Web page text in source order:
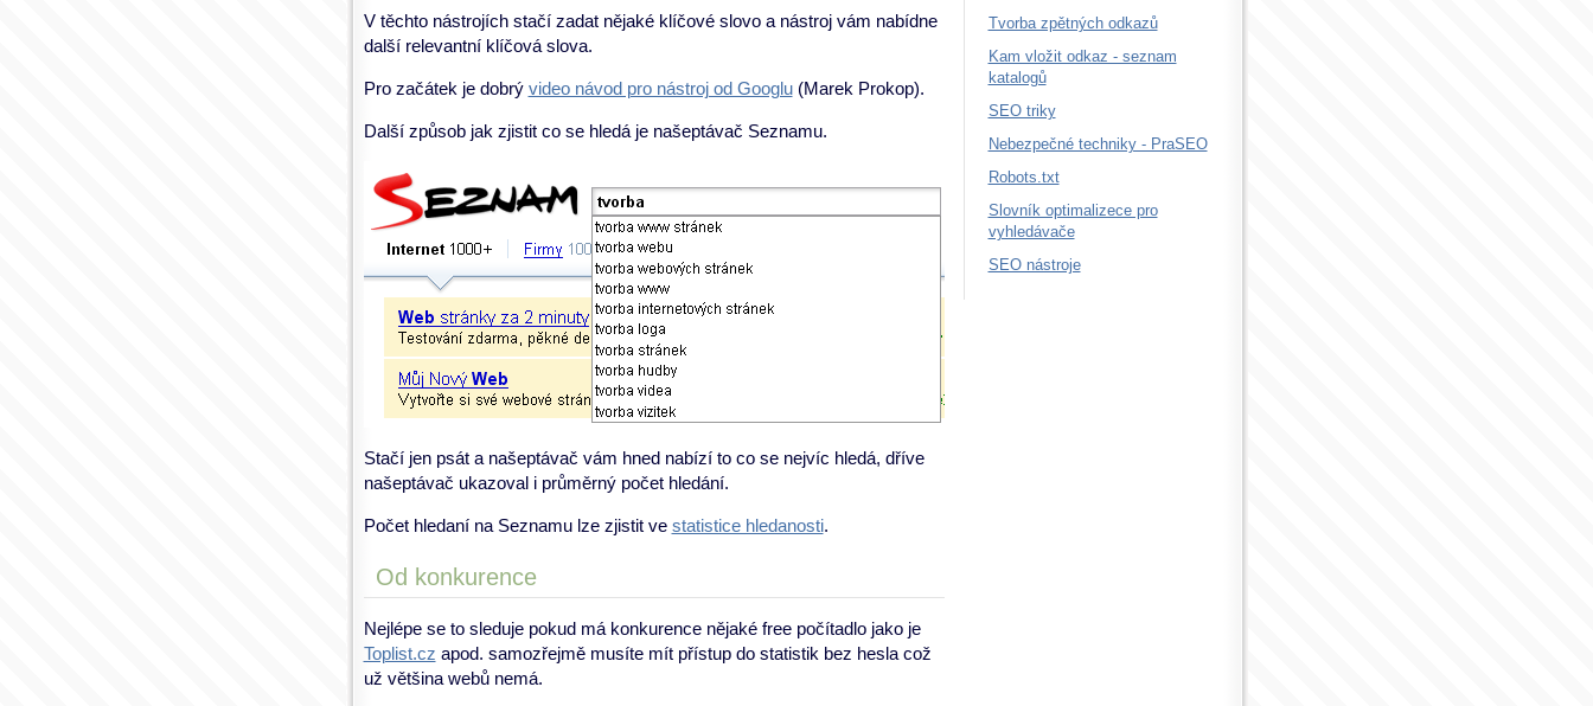
V těchto nástrojích stačí zadat nějaké klíčové slovo a nástroj vám nabídne
další relevantní klíčová slova.
Pro začátek je dobrý video návod pro nástroj od Googlu(Marek Prokop).
Další způsob jak zjistit co se hledá je našeptávač Seznamu.
Stačí jen psát a našeptávač vám hned nabízí to co se nejvíc hledá, dříve
našeptávač ukazoval i průměrný počet hledání.
Počet hledaní na Seznamu lze zjistit ve statistice hledanosti.
Od konkurence
Nejlépe se to sleduje pokud má konkurence nějaké free počítadlo jako je
Toplist.cz apod. samozřejmě musíte mít přístup do statistik bez hesla což
už většina webů nemá.
Tvorba zpětných odkazů
Kam vložit odkaz - seznam
katalogů
SEO triky
Nebezpečné techniky - PraSEO
Robots.txt
Slovník optimalizece pro
vyhledávače
SEO nástroje